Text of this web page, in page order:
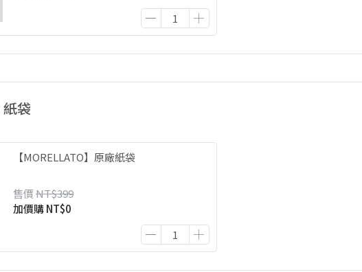
袋
【MORELLATO】原廠紙袋
售價NT$399
加價購NT$0